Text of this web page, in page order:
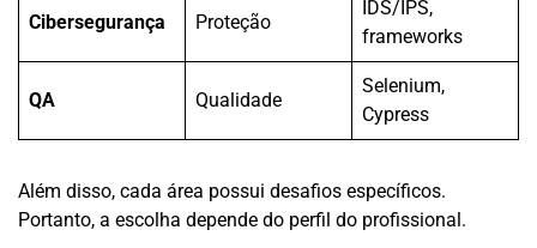
Cibersegurança Proteção
IDS/IPS,
frameworks
QA Qualidade
Selenium,
Cypress
Além disso, cada área possui desafios específicos.
Portanto, a escolha depende do perfil do profissional.